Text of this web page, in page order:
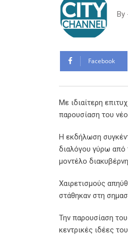
By
Facebook
Με ιδιαίτερη
παρουσίαση του
Η εκδήλωση
διαλόγου γύρω από
μοντέλο
Χαιρετισμούς
στάθηκαν στη
Την παρουσίαση
κεντρικές ιδέες